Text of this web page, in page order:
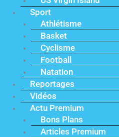
Sport
Athlétisme
Basket
Cyclisme
Football
Natation
Reportages
Vidéos
Actu Premium
Bons Plans
Articles Premium